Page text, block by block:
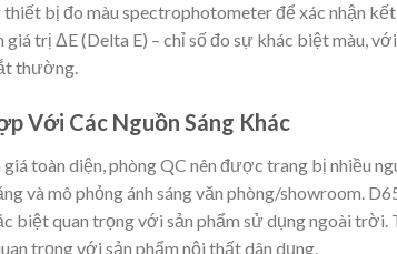
thiết bị đo màu spectrophotometer để xác nhận
giá trị ΔE (Delta E) – chỉ số đo sự khác biệt màu,
thường.
Với Các Nguồn Sáng Khác
toàn diện, phòng QC nên được trang bị nhiều
và mô phỏng ánh sáng văn phòng/showroom.
biệt quan trọng với sản phẩm sử dụng ngoài
trọng với sản phẩm nội thất dân dụng.